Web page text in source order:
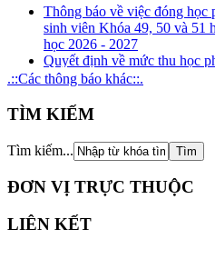
Thông báo về việc đóng học
sinh viên Khóa 49, 50 và 51
học 2026 - 2027
Quyết định về mức thu học
(ngành đào tạo nghề) năm
Kế hoạch tuyên truyền, phổ
phòng, chống tham nhũng,
Kế hoạch tổ chức rà soát
Thông báo Kết quả xét
đối với giảng viên giáo dục
.::Các thông báo khác::.
TÌM KIẾM
Tìm kiếm...
ĐƠN VỊ TRỰC THUỘC
LIÊN KẾT